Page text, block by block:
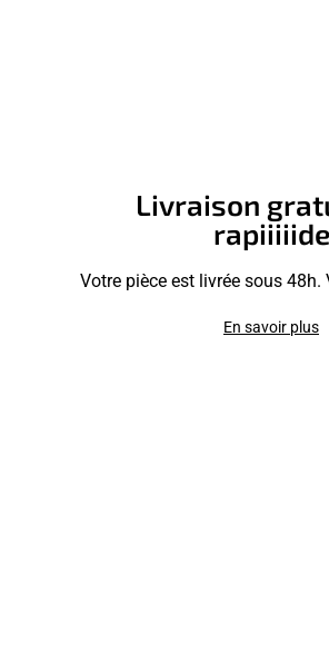
Livraison
rapiiiiide
Votre pièce est livrée sous
En savoir plus